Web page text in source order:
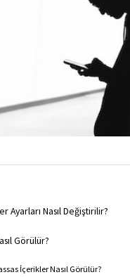
Ayarları Nasıl Değiştirilir?
Görülür?
İçerikler Nasıl Görülür?